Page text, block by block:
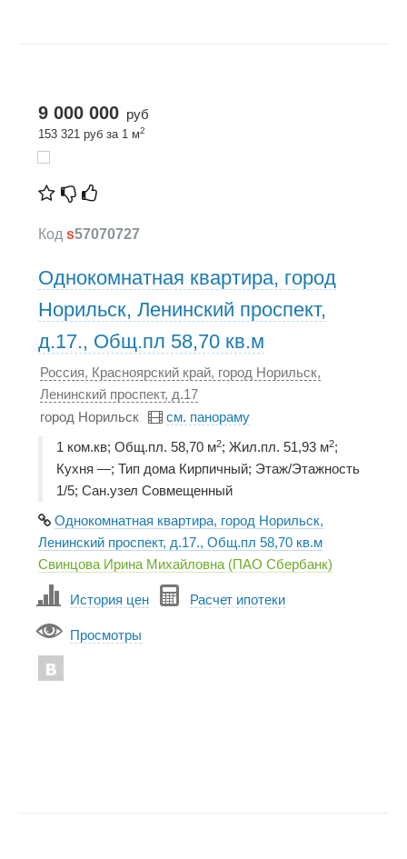
9 000 000 руб
153 321 руб за 1 м2
Код s57070727
Однокомнатная квартира, город
Норильск, Ленинский проспект,
д.17., Общ.пл 58,70 кв.м
Россия, Красноярский край, город Норильск,
Ленинский проспект, д.17
город Норильск
см. панораму
1 ком.кв; Общ.пл. 58,70 м2; Жил.пл. 51,93 м2;
Кухня —; Тип дома Кирпичный; Этаж/Этажность
1/5; Сан.узел Совмещенный
Однокомнатная квартира, город Норильск,
Ленинский проспект, д.17., Общ.пл 58,70 кв.м
Свинцова Ирина Михайловна (ПАО Сбербанк)
История цен Расчет ипотеки
Просмотры